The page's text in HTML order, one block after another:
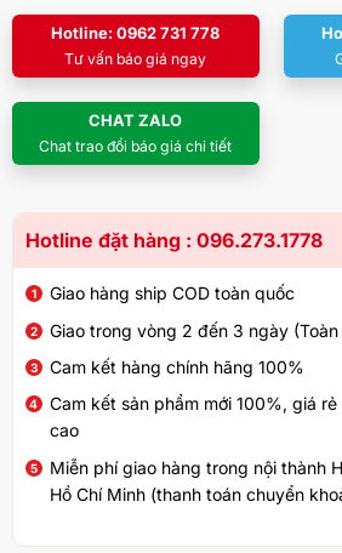
Hotline: 0962 731 778
Tư vấn báo giá ngay
CHAT ZALO
Chat trao đổi báo giá chi tiết
Hotline đặt hàng : 096.273.1778
Giao hàng ship COD toàn quốc
Giao trong vòng 2 đến 3 ngày
Cam kết hàng chính hãng 100%
Cam kết sản phẩm mới 100%, giá
cao
Miễn phí giao hàng trong nội thành
Hồ Chí Minh (thanh toán chuyển